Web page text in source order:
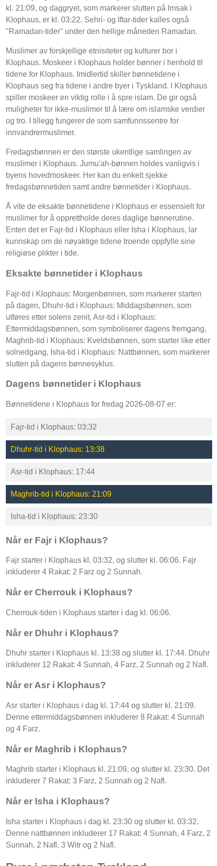
kl. 21:09, og daggryet, som markerer slutten på Imsak i
Klophaus, er kl. 03:22. Sehri- og Iftar-tider kalles også
"Ramadan-tider" under den hellige måneden Ramadan.
Muslimer av forskjellige etnisiteter og kulturer bor i
Klophaus. Moskeer i Klophaus holder bønner i henhold til
tidene for Klophaus. Imidlertid skiller bønnetidene i
Klophaus seg fra tidene i andre byer i Tyskland. I Klophaus
spiller moskeer en viktig rolle i å spre islam. De gir også
muligheter for ikke-muslimer til å lære om islamske verdier
og tro. I tillegg fungerer de som samfunnssentre for
innvandrermuslimer.
Fredagsbønnen er den største ukentlige samlingen av
muslimer i Klophaus. Jumu'ah-bønnen holdes vanligvis i
byens hovedmoskeer. Her kan du enkelt sjekke
fredagsbønnetiden samt andre bønnetider i Klophaus.
Å vite de eksakte bønnetidene i Klophaus er essensielt for
muslimer for å opprettholde deres daglige bønnerutine.
Enten det er Fajr-tid i Klophaus eller Isha i Klophaus, lar
kunnskap om de nøyaktige tidene troende oppfylle sine
religiøse plikter i tide.
Eksakte bønnetider i Klophaus
Fajr-tid i Klophaus: Morgenbønnen, som markerer starten
på dagen, Dhuhr-tid i Klophaus: Middagsbønnen, som
utføres etter solens zenit, Asr-tid i Klophaus:
Ettermiddagsbønnen, som symboliserer dagens fremgang,
Maghrib-tid i Klophaus: Kveldsbønnen, som starter like etter
solnedgang, Isha-tid i Klophaus: Nattbønnen, som markerer
slutten på dagens bønnesyklus.
Dagens bønnetider i Klophaus
Bønnetidene i Klophaus for fredag 2026-08-07 er:
Fajr-tid i Klophaus: 03:32
Dhuhr-tid i Klophaus: 13:38
Asr-tid i Klophaus: 17:44
Maghrib-tid i Klophaus: 21:09
Isha-tid i Klophaus: 23:30
Når er Fajr i Klophaus?
Fajr starter i Klophaus kl. 03:32, og slutter kl. 06:06. Fajr
inkluderer 4 Rakat: 2 Farz og 2 Sunnah.
Når er Cherrouk i Klophaus?
Cherrouk-tiden i Klophaus starter i dag kl. 06:06.
Når er Dhuhr i Klophaus?
Dhuhr starter i Klophaus kl. 13:38 og slutter kl. 17:44. Dhuhr
inkluderer 12 Rakat: 4 Sunnah, 4 Farz, 2 Sunnah og 2 Nafl.
Når er Asr i Klophaus?
Asr starter i Klophaus i dag kl. 17:44 og slutter kl. 21:09.
Denne ettermiddagsbønnen inkluderer 8 Rakat: 4 Sunnah
og 4 Farz.
Når er Maghrib i Klophaus?
Maghrib starter i Klophaus kl. 21:09, og slutter kl. 23:30. Det
inkluderer 7 Rakat: 3 Farz, 2 Sunnah og 2 Nafl.
Når er Isha i Klophaus?
Isha starter i Klophaus i dag kl. 23:30 og slutter kl. 03:32.
Denne nattbønnen inkluderer 17 Rakat: 4 Sunnah, 4 Farz, 2
Sunnah, 2 Nafl, 3 Witr og 2 Nafl.